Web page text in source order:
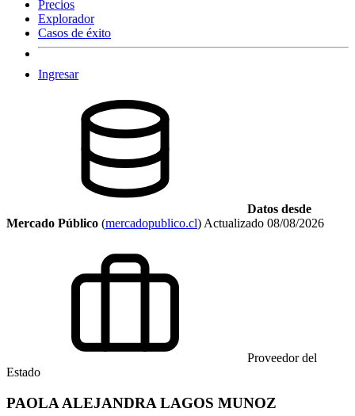
Precios
Explorador
Casos de éxito
Ingresar
Datos desde
Mercado Público (mercadopublico.cl) Actualizado 08/08/2026
Proveedor del
Estado
PAOLA ALEJANDRA LAGOS MUNOZ